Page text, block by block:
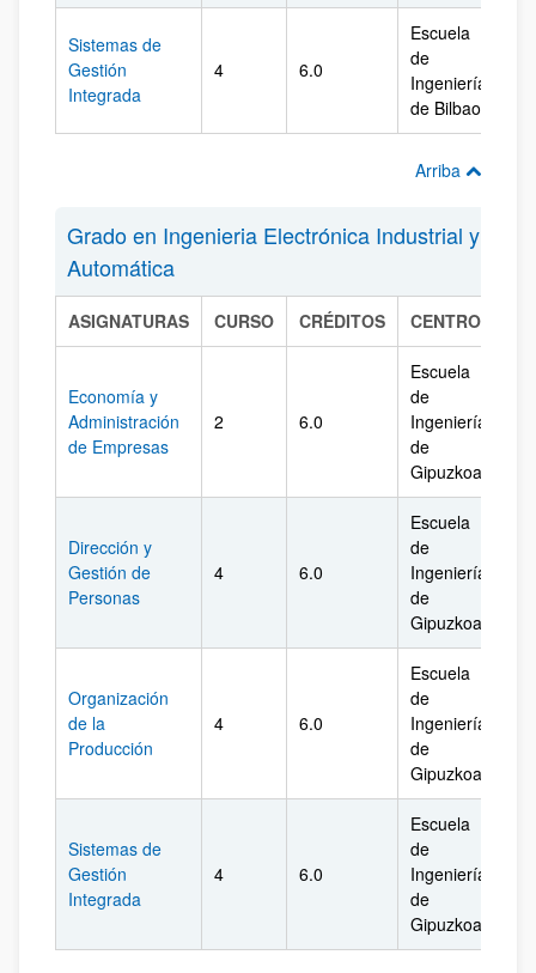
Sistemas de
Gestión
Integrada
4 6.0
Escuela
de
Ingeniería
de Bilbao
Arriba
Grado en Ingenieria Electrónica Industrial y
Automática
ASIGNATURAS CURSO CRÉDITOS CENTRO
Economía y
Administración
de Empresas
2 6.0
Escuela
de
Ingeniería
de
Gipuzkoa
Dirección y
Gestión de
Personas
4 6.0
Escuela
de
Ingeniería
de
Gipuzkoa
Organización
de la
Producción
4 6.0
Escuela
de
Ingeniería
de
Gipuzkoa
Sistemas de
Gestión
Integrada
4 6.0
Escuela
de
Ingeniería
de
Gipuzkoa